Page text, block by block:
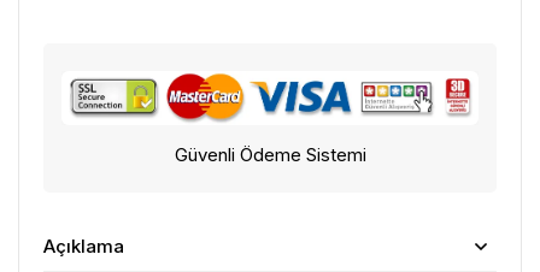
Güvenli Ödeme Sistemi
Açıklama